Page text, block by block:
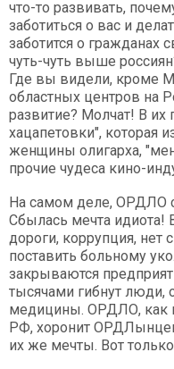
что-то развивать,
заботиться о вас и
заботится о гражданах
чуть-чуть выше
Где вы видели, кроме
областных центров на
развитие? Молчат! В их
хацапетовки", которая
женщины олигарха,
прочие чудеса кино-
На самом деле, ОРДЛО
Сбылась мечта
дороги, коррупция, нет
поставить больному
закрываются
тысячами гибнут люди,
медицины. ОРДЛО, как
РФ, хоронит
их же мечты. Вот